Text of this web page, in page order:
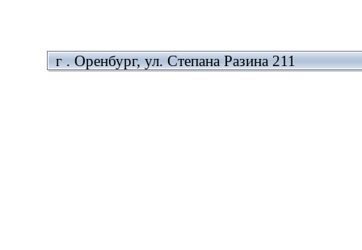
г . Оренбург, ул. Степана Разина 211